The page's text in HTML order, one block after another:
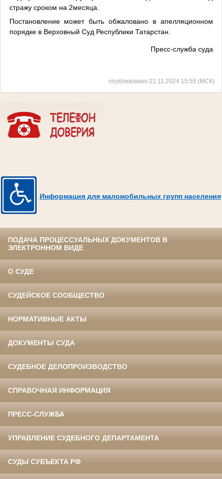
стражу сроком на 2месяца.
Постановление может быть обжаловано в апелляционном
порядке в Верховный Суд Республики Татарстан.
Пресс-служба суда
опубликовано 21.11.2024 15:55 (МСК)
Информация для маломобильных групп населения
ПОДАЧА ПРОЦЕССУАЛЬНЫХ ДОКУМЕНТОВ В
ЭЛЕКТРОННОМ ВИДЕ
О СУДЕ
СУДЕЙСКОЕ СООБЩЕСТВО
НОРМАТИВНЫЕ АКТЫ
ДОКУМЕНТЫ СУДА
СУДЕБНОЕ ДЕЛОПРОИЗВОДСТВО
СПРАВОЧНАЯ ИНФОРМАЦИЯ
ПРЕСС-СЛУЖБА
УПРАВЛЕНИЕ СУДЕБНОГО ДЕПАРТАМЕНТА
СУДЫ СУБЪЕКТА РФ